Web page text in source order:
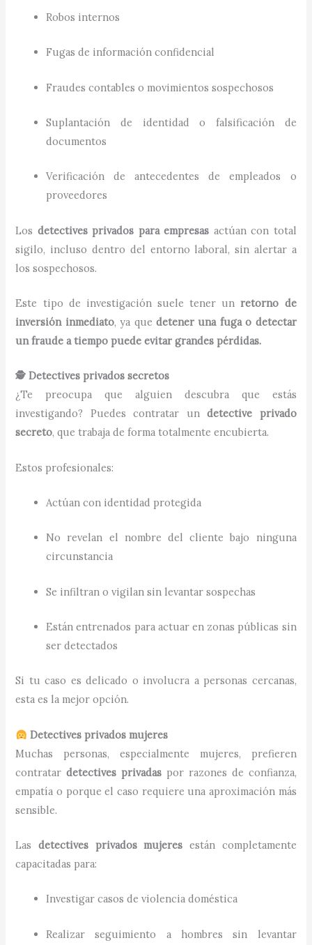
Robos internos
Fugas de información confidencial
Fraudes contables o movimientos sospechosos
Suplantación de identidad o falsificación de
documentos
Verificación de antecedentes de empleados o
proveedores
Los detectives privados para empresas actúan con total
sigilo, incluso dentro del entorno laboral, sin alertar a
los sospechosos.
Este tipo de investigación suele tener unretorno de
inversión inmediato, ya quedetener una fuga o detectar
un fraude a tiempo puede evitar grandes pérdidas.
🕵️ Detectives privados secretos
¿Te preocupa que alguien descubra que estás
investigando? Puedes contratar undetective privado
secreto, que trabaja de forma totalmente encubierta.
Estos profesionales:
Actúan con identidad protegida
No revelan el nombre del cliente bajo ninguna
circunstancia
Se infiltran o vigilan sin levantar sospechas
Están entrenados para actuar en zonas públicas sin
ser detectados
Si tu caso es delicado o involucra a personas cercanas,
esta es la mejor opción.
Detectives privados mujeres
Muchas personas, especialmente mujeres, prefieren
contratardetectives privadas por razones de confianza,
empatía o porque el caso requiere una aproximación más
sensible.
Lasdetectives privados mujeres están completamente
capacitadas para:
Investigar casos de violencia doméstica
Realizar seguimiento a hombres sin levantar